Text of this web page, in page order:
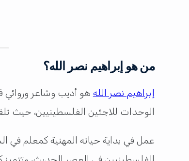
من هو إبراهيم نصر الله؟
إبراهيم نصر الله
الوحدات للاجئين الفلسطينيين، حيث